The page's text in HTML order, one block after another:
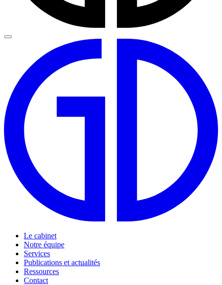
Le cabinet
Notre équipe
Services
Publications et actualités
Ressources
Contact